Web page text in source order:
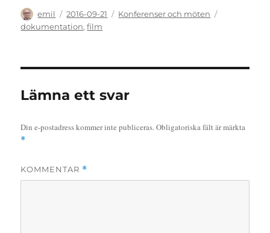
Författare
emil
Publicerat
den
2016-09-21 Kategorier
Konferenser och möten
dokumentation,film
Lämna ett svar
Din e-postadress kommer inte publiceras.Obligatoriska fält är märkta
*
KOMMENTAR *